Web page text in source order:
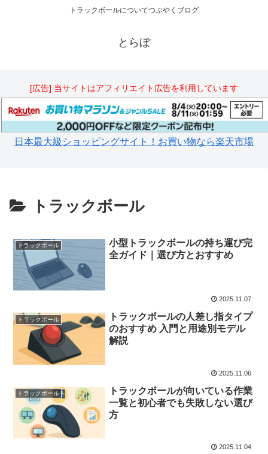
トラックボールについてつぶやくブログ
とらぼ
[広告] 当サイトはアフィリエイト広告を利用しています
日本最大級ショッピングサイト！お買い物なら楽天市場
トラックボール
トラックボール
小型トラックボールの持ち運び完
全ガイド｜選び方とおすすめ
2025.11.07
トラックボール
トラックボールの人差し指タイプ
のおすすめ 入門と用途別モデル
解説
2025.11.06
トラックボール
トラックボールが向いている作業
一覧と初心者でも失敗しない選び
方
2025.11.04